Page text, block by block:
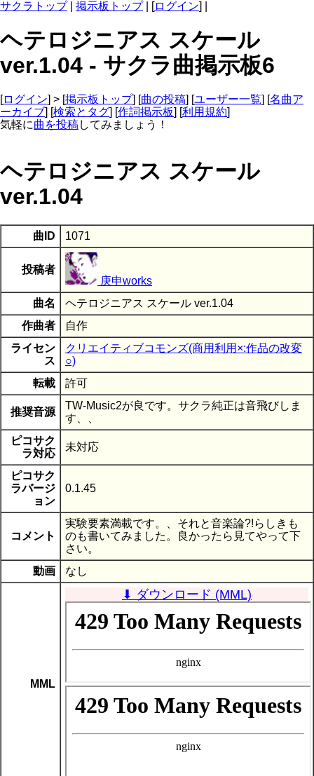
サクラトップ| 掲示板トップ| [ログイン] |
ヘテロジニアス スケール
ver.1.04 - サクラ曲掲示板6
[ログイン] > [掲示板トップ] [曲の投稿] [ユーザー一覧] [名曲ア
ーカイブ] [検索とタグ] [作詞掲示板] [利用規約]
気軽に曲を投稿してみましょう！
ヘテロジニアス スケール
ver.1.04
曲ID 1071
投稿者
庚申works
曲名
ヘテロジニアス スケール ver.1.04
作曲者
自作
ライセン
ス
クリエイティブコモンズ(商用利用×:作品の改変
○)
転載
許可
推奨音源
TW-Music2が良です。サクラ純正は音飛びしま
す、、
ピコサク
ラ対応
未対応
ピコサク
ラバージ
ョン
0.1.45
コメント
実験要素満載です。、それと音楽論?!らしきも
のも書いてみました。良かったら見てやって下
さい。
動画
なし
MML
⬇ ダウンロード (MML)